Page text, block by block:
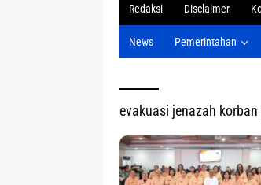
Redaksi Disclaimer
News Pemerintahan
evakuasi jenazah